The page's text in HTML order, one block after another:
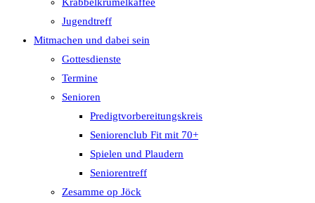
Jugendtreff
Mitmachen und dabei sein
Gottesdienste
Termine
Senioren
Predigtvorbereitungskreis
Seniorenclub Fit mit 70+
Spielen und Plaudern
Seniorentreff
Zesamme op Jöck